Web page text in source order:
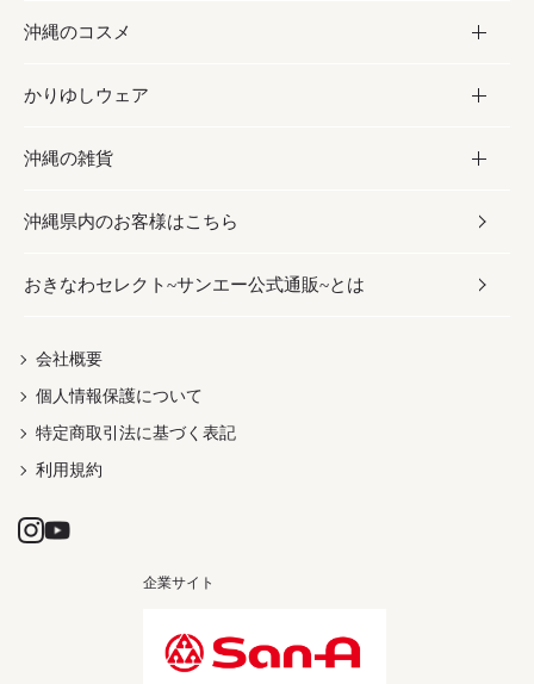
沖縄そば／乾麺
レトルト食品
乾物／粉類
塩
お酢／ドレッシング
しょうゆ
みそ
だし／スパイス／島唐辛子
黒糖
ちんすこう
伝統菓子
スナック
おつまみ
紅芋
お酒・ドリンク
泡盛
ビール・チューハイ
ワイン・ウィスキー・カクテル
ドリンク
茶葉
沖縄のコスメ
コスメ
スキンケア
ボディケア
ヘアケア
UVケア
かりゆしウェア
かりゆしウェア
メンズ
レディース
沖縄の雑貨
雑貨
沖縄ファッション
伝統工芸品
沖縄県内のお客様はこちら
おきなわセレクト~サンエー公式通販~とは
会社概要
個人情報保護について
特定商取引法に基づく表記
利用規約
企業サイト